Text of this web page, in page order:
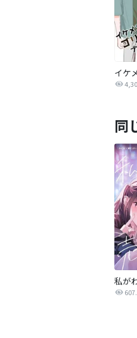
同
私が